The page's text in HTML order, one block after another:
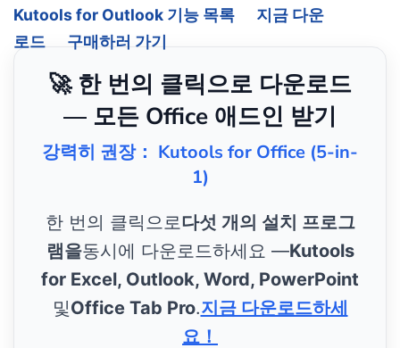
Kutools for Outlook 기능 목록
지금 다운
로드
구매하러 가기
🚀 한 번의 클릭으로 다운로드
— 모든 Office 애드인 받기
강력히 권장： Kutools for Office (5-in-
1)
한 번의 클릭으로다섯 개의 설치 프로그
램을동시에 다운로드하세요 —Kutools
for Excel, Outlook, Word, PowerPoint
및Office Tab Pro.지금 다운로드하세
요！